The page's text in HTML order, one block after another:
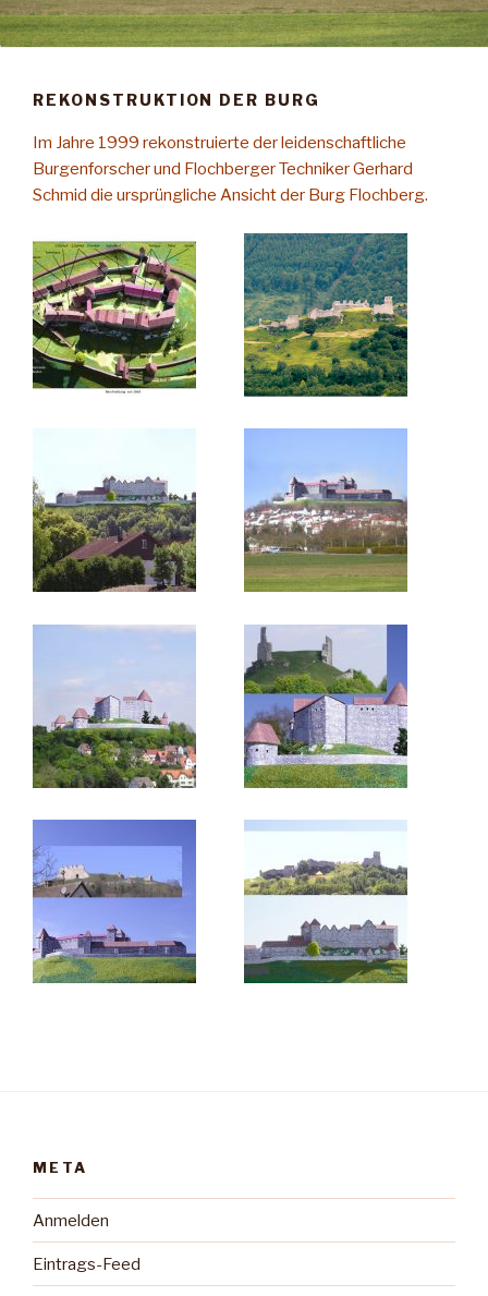
REKONSTRUKTION DER BURG
Im Jahre 1999 rekonstruierte der leidenschaftliche
Burgenforscher und Flochberger Techniker Gerhard
Schmid die ursprüngliche Ansicht der Burg Flochberg.
META
Anmelden
Eintrags-Feed